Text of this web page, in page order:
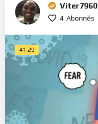
Viter7960
4 Abonnés
41:29